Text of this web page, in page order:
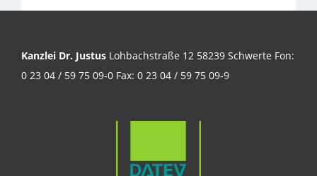
Kanzlei Dr. Justus Lohbachstraße 12 58239 Schwerte Fon:
0 23 04 / 59 75 09-0 Fax: 0 23 04 / 59 75 09-9